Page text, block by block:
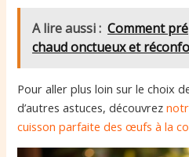
A lire aussi : Comment
chaud onctueux et
Pour aller plus loin sur le choix
d’autres astuces, découvrez
cuisson parfaite des œufs à la